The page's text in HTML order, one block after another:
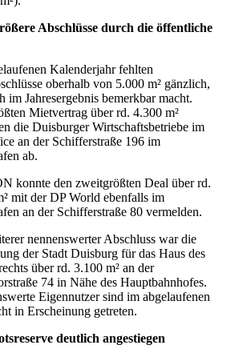
Abschlüsse durch die öffentliche
Kalenderjahr fehlten
oberhalb von 5.000 m² gänzlich,
im Jahresergebnis bemerkbar macht.
Mietvertrag über rd. 4.300 m²
die Duisburger Wirtschaftsbetriebe im
an der Schifferstraße 196 im
ab.
konnte den zweitgrößten Deal über rd.
mit der DP World ebenfalls im
an der Schifferstraße 80 vermelden.
nennenswerter Abschluss war die
der Stadt Duisburg für das Haus des
über rd. 3.100 m² an der
74 in Nähe des Hauptbahnhofes.
Eigennutzer sind im abgelaufenen
in Erscheinung getreten.
deutlich angestiegen